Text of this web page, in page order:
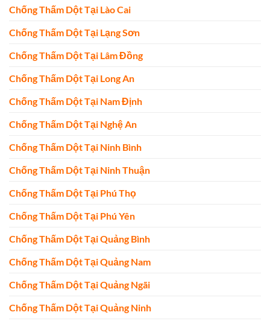
Chống Thấm Dột Tại Lào Cai
Chống Thấm Dột Tại Lạng Sơn
Chống Thấm Dột Tại Lâm Đồng
Chống Thấm Dột Tại Long An
Chống Thấm Dột Tại Nam Định
Chống Thấm Dột Tại Nghệ An
Chống Thấm Dột Tại Ninh Bình
Chống Thấm Dột Tại Ninh Thuận
Chống Thấm Dột Tại Phú Thọ
Chống Thấm Dột Tại Phú Yên
Chống Thấm Dột Tại Quảng Bình
Chống Thấm Dột Tại Quảng Nam
Chống Thấm Dột Tại Quảng Ngãi
Chống Thấm Dột Tại Quảng Ninh